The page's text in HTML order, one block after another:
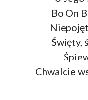
Bo On
Święty,
Chwalcie